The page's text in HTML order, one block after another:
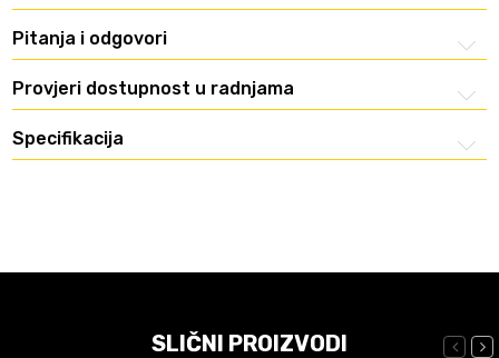
Pitanja i odgovori
Provjeri dostupnost u radnjama
Specifikacija
SLIČNI PROIZVODI